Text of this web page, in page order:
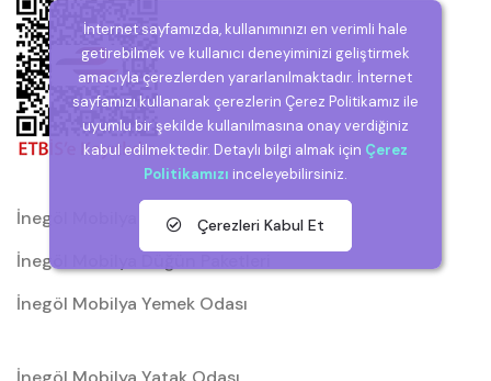
İnegöl Mobilya
İnegöl Mobilya Düğün Paketleri
İnegöl Mobilya Yemek Odası
İnternet sayfamızda, kullanımınızı en verimli hale
getirebilmek ve kullanıcı deneyiminizi geliştirmek
amacıyla çerezlerden yararlanılmaktadır. İnternet
sayfamızı kullanarak çerezlerin Çerez Politikamız ile
uyumlu bir şekilde kullanılmasına onay verdiğiniz
kabul edilmektedir. Detaylı bilgi almak için Çerez
Politikamızı inceleyebilirsiniz.
Çerezleri Kabul Et